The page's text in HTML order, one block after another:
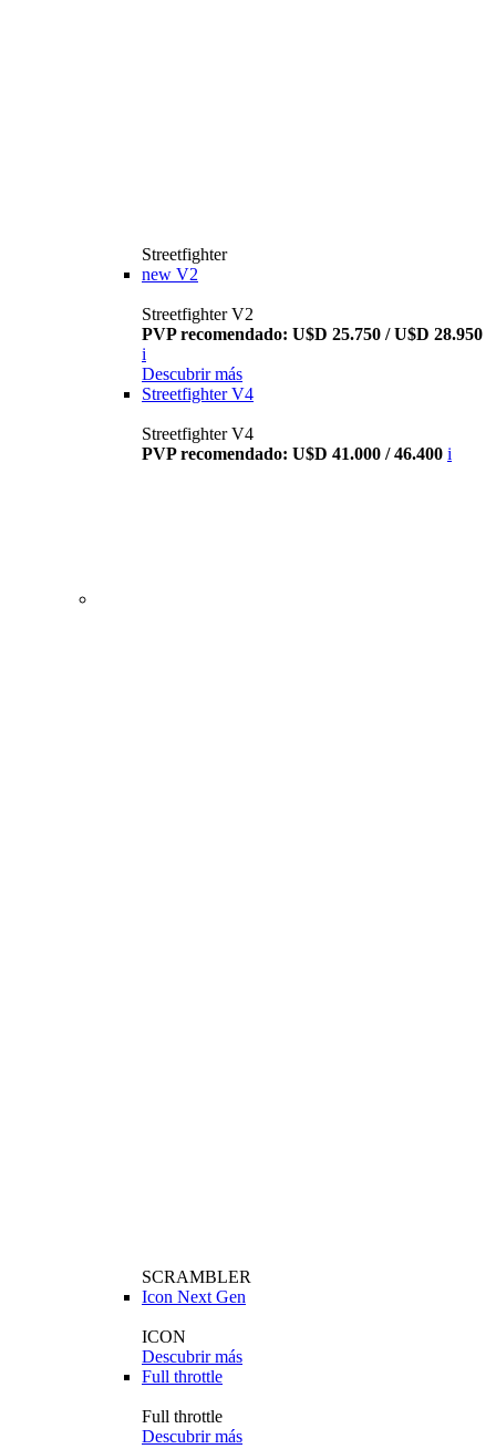
Streetfighter
new V2
Streetfighter V2
PVP recomendado: U$D 25.750 / U$D 28.950
i
Descubrir más
Streetfighter V4
Streetfighter V4
PVP recomendado: U$D 41.000 / 46.400 i
SCRAMBLER
Icon Next Gen
ICON
Descubrir más
Full throttle
Full throttle
Descubrir más